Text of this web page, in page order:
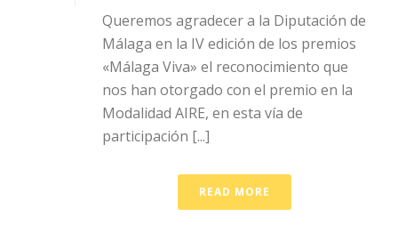
Queremos agradecer a la Diputación de
Málaga en la IV edición de los premios
«Málaga Viva» el reconocimiento que
nos han otorgado con el premio en la
Modalidad AIRE, en esta vía de
participación [...]
READ MORE